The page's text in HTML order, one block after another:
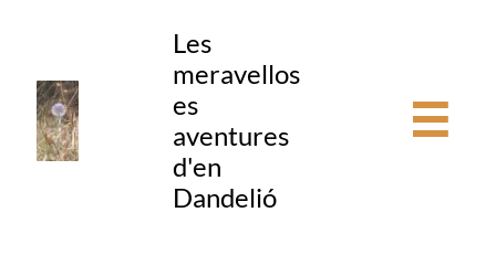
Les
meravellos
es
aventures
d'en
Dandelió
